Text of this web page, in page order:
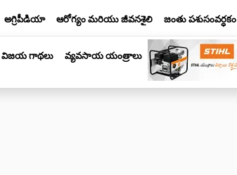
అగ్రిపీడియా ఆరోగ్యం మరియు జీవనశైలి జంతు పశుసంవర్ధకం
విజయ గాథలు వ్యవసాయ యంత్రాలు